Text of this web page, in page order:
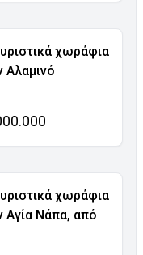
χωράφια
Αλαμινό
χωράφια
Αγία Νάπα, από